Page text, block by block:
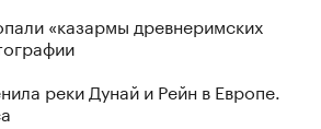
«казармы древнеримских
реки Дунай и Рейн в Европе.